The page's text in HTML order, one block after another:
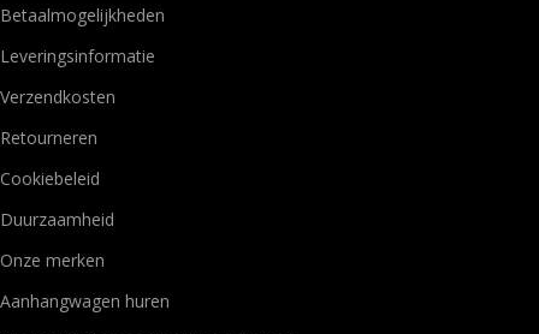
Betaalmogelijkheden
Leveringsinformatie
Verzendkosten
Retourneren
Cookiebeleid
Duurzaamheid
Onze merken
Aanhangwagen huren